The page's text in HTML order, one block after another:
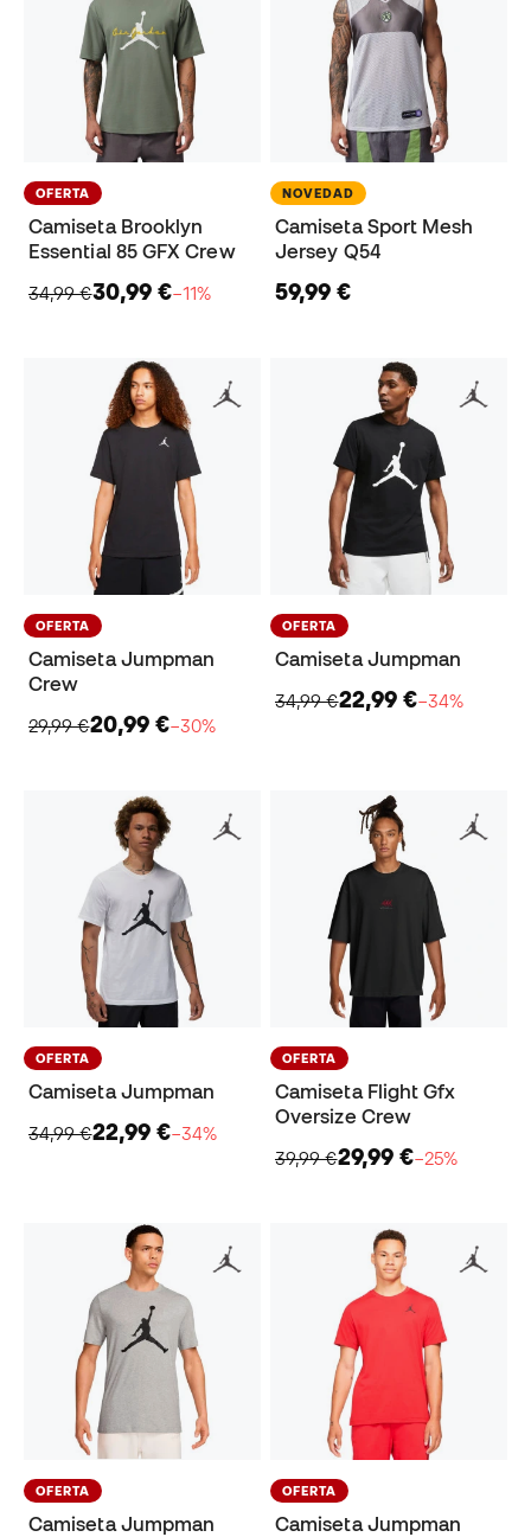
OFERTA
Camiseta Brooklyn
Essential 85 GFX Crew
34,99 €30,99 €−11%
NOVEDAD
Camiseta Sport Mesh
Jersey Q54
59,99 €
OFERTA
Camiseta Jumpman
Crew
29,99 €20,99 €−30%
OFERTA
Camiseta Jumpman
34,99 €22,99 €−34%
OFERTA
Camiseta Jumpman
34,99 €22,99 €−34%
OFERTA
Camiseta Flight Gfx
Oversize Crew
39,99 €29,99 €−25%
OFERTA
Camiseta Jumpman
OFERTA
Camiseta Jumpman